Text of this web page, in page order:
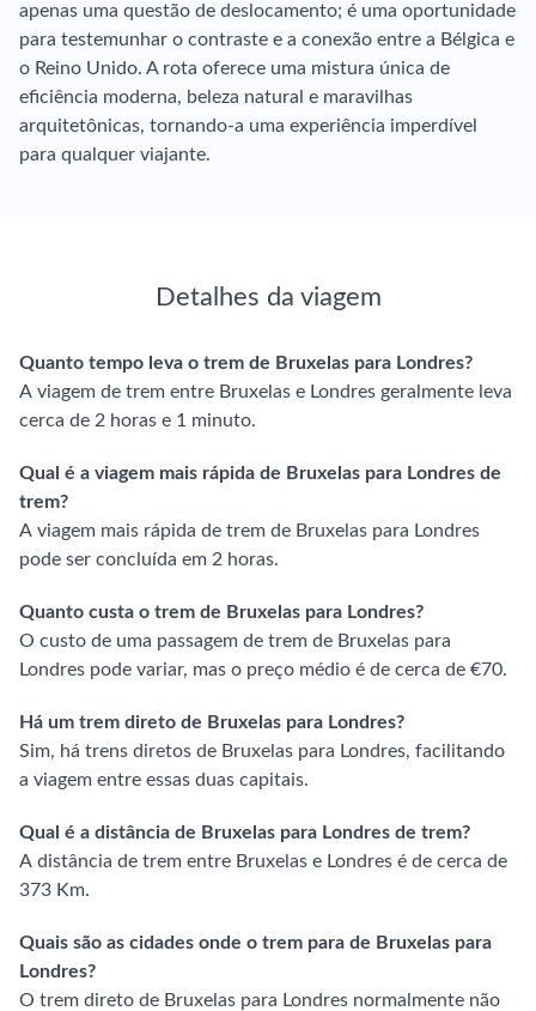
apenas uma questão de deslocamento; é uma oportunidade
para testemunhar o contraste e a conexão entre a Bélgica e
o Reino Unido. A rota oferece uma mistura única de
eficiência moderna, beleza natural e maravilhas
arquitetônicas, tornando-a uma experiência imperdível
para qualquer viajante.
Detalhes da viagem
Quanto tempo leva o trem de Bruxelas para Londres?
A viagem de trem entre Bruxelas e Londres geralmente leva
cerca de 2 horas e 1 minuto.
Qual é a viagem mais rápida de Bruxelas para Londres de
trem?
A viagem mais rápida de trem de Bruxelas para Londres
pode ser concluída em 2 horas.
Quanto custa o trem de Bruxelas para Londres?
O custo de uma passagem de trem de Bruxelas para
Londres pode variar, mas o preço médio é de cerca de €70.
Há um trem direto de Bruxelas para Londres?
Sim, há trens diretos de Bruxelas para Londres, facilitando
a viagem entre essas duas capitais.
Qual é a distância de Bruxelas para Londres de trem?
A distância de trem entre Bruxelas e Londres é de cerca de
373 Km.
Quais são as cidades onde o trem para de Bruxelas para
Londres?
O trem direto de Bruxelas para Londres normalmente não